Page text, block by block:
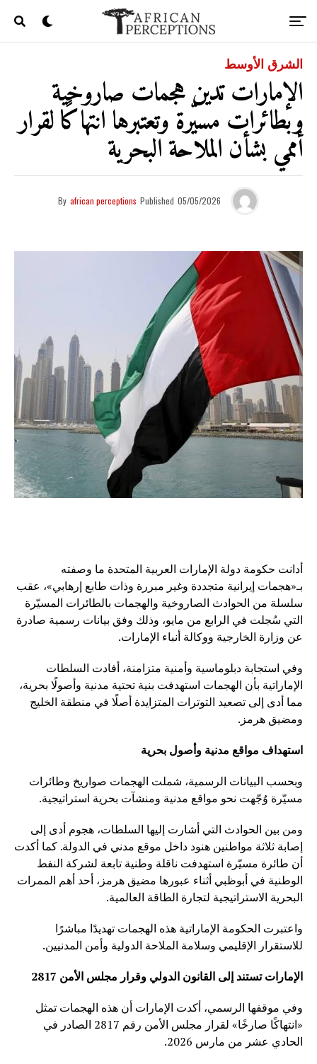
الشرق الأوسط
الإمارات تدين هجمات صاروخية
وبطائرات مسيّرة وتعتبرها انتهاكًا لقرار
أممي بشأن الملاحة البحرية
By african perceptions Published 05/05/2026
أدانت حكومة دولة الإمارات العربية المتحدة ما وصفته
بـ«هجمات إيرانية متجددة وغير مبررة وذات طابع إرهابي»، عقب
سلسلة من الحوادث الصاروخية والهجمات بالطائرات المسيّرة
التي سُجلت في الرابع من مايو، وذلك وفق بيانات رسمية صادرة
عن وزارة الخارجية ووكالة أنباء الإمارات.
وفي استجابة دبلوماسية وأمنية متزامنة، أفادت السلطات
الإماراتية بأن الهجمات استهدفت بنية تحتية مدنية وأصولًا بحرية،
مما أدى إلى تصعيد التوترات المتزايدة أصلًا في منطقة الخليج
ومضيق هرمز.
استهداف مواقع مدنية وأصول بحرية
وبحسب البيانات الرسمية، شملت الهجمات صواريخ وطائرات
مسيّرة وُجّهت نحو مواقع مدنية ومنشآت بحرية استراتيجية.
ومن بين الحوادث التي أشارت إليها السلطات، هجوم أدى إلى
إصابة ثلاثة مواطنين هنود داخل موقع مدني في الدولة. كما أكدت
أن طائرة مسيّرة استهدفت ناقلة وطنية تابعة لشركة النفط
الوطنية في أبوظبي أثناء عبورها مضيق هرمز، أحد أهم الممرات
البحرية الاستراتيجية لتجارة الطاقة العالمية.
واعتبرت الحكومة الإماراتية هذه الهجمات تهديدًا مباشرًا
للاستقرار الإقليمي وسلامة الملاحة الدولية وأمن المدنيين.
الإمارات تستند إلى القانون الدولي وقرار مجلس الأمن 2817
وفي موقفها الرسمي، أكدت الإمارات أن هذه الهجمات تمثل
«انتهاكًا صارخًا» لقرار مجلس الأمن رقم 2817 الصادر في
الحادي عشر من مارس 2026.